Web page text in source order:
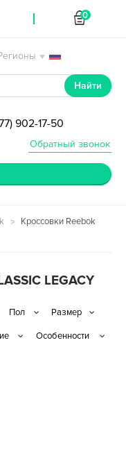
Найти
902-17-50
Обратный звонок
Кроссовки Reebok
LEGACY
0